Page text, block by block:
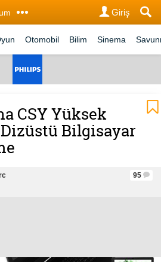
Giriş
Otomobil Bilim Sinema
CSY Yüksek
Bilgisayar
95